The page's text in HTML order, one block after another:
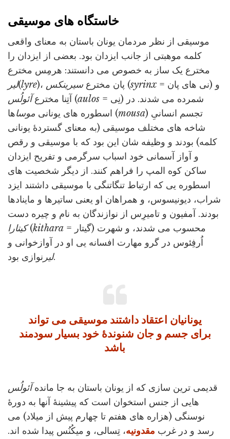
خاستگاه های موسیقی
موسیقی از نظر مردمان یونان باستان به معنای واقعی
کلمه موهبتی از جانب ایزدان بود. بعضی از ایزدان را
مخترع یک ساز به خصوص می دانستند: هرمِس مخترع
لیر(lyre )، پان مخترع سیرینکس (syrinx= نی های پان) و
آتِنا مخترعآئولُس (aulos = نِی) شمرده می شدند. در
اسطوره های یونانی موسا ها (mousa) تجسم انسانیِ
شاخه های مختلف موسیقی (به معنای گستردۀ یونانی
کلمه) بودند و وظیفه شان این بود که با موسیقی و رقص
و آواز آسمانی خود اسباب سرگرمی و تفریح ایزدان
ساکن کوه المپ را فراهم کنند. از دیگر شخصیت های
اسطوره یی که ارتباط تنگاتنگی با موسیقی داشتند ایزد
شراب، دیونیسوس، و همراهان او یعنی ساتیرها و ماینادها
بودند. آمفیون و تامیرِس از نوازندگان به نام و چیره دست
کیتارا(kithara = گیتار) محسوب می شدند، و شهرت
اُرفِئوس در گرو مهارت افسانه یی او در آوازخوانی و
لیرنوازی بود.
یونانیان اعتقاد داشتند موسیقی می تواند
برای جسم و جان شنوندۀ خود بسیار سودمند
باشد
قدیمی ترین سازی که از یونان باستان به جا ماندهآئولُس
هایی از جنس استخوان است که پیشینۀ آنها به دورۀ
نوسنگی (هزاره های هفتم تا چهارم پیش از میلاد) می
رسد و در غرب مقدونیه، تِسالی، و میکُنُس پیدا شده اند.